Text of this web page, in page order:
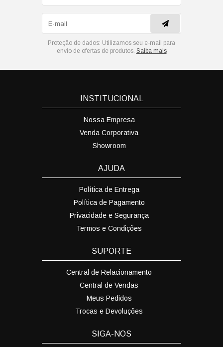
Proteção de dados: Utilizamos seu e-mail para
envio de ofertas de produtos. Saiba mais
INSTITUCIONAL
Nossa Empresa
Venda Corporativa
Showroom
AJUDA
Política de Entrega
Política de Pagamento
Privacidade e Segurança
Termos e Condições
SUPORTE
Central de Relacionamento
Central de Vendas
Meus Pedidos
Trocas e Devoluções
SIGA-NOS